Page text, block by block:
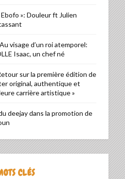
Ebofo »: Douleur ft Julien
Au visage d’un roi atemporel:
Isaac, un chef né
sur la première édition de
original, authentique et
carrière artistique »
deejay dans la promotion de
CLÉS